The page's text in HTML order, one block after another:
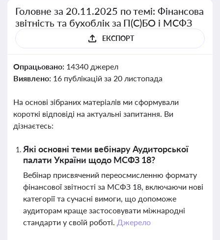
Головне за 20.11.2025 по темі: Фінансова
звітність та бухоблік за П(С)БО і МСФЗ
ЕКСПОРТ
Опрацьовано: 14340 джерел
Виявлено: 16 публікацій за 20 листопада
На основі зібраних матеріалів ми сформували
короткі відповіді на актуальні запитання. Ви
дізнаєтесь:
Які основні теми вебінару Аудиторської
палати України щодо МСФЗ 18?
Вебінар присвячений переосмисленню формату
фінансової звітності за МСФЗ 18, включаючи нові
категорії та сучасні вимоги, що допоможе
аудиторам краще застосовувати міжнародні
стандарти у своїй роботі. Джерело